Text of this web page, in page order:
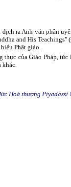
ra Anh văn phần
and His Teachings"
Phật giáo.
của Giáo Pháp, tức
khác.
Hoà thượng Piyadassi